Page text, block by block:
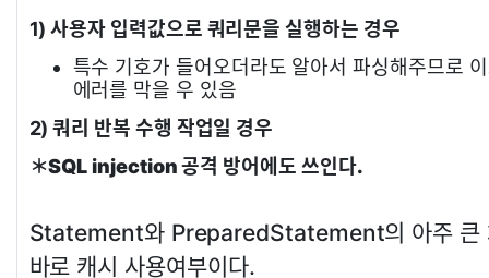
1) 사용자 입력값으로 쿼리문을 실행하는 경우
특수 기호가 들어오더라도 알아서 파싱해주므로
에러를 막을 우 있음
2) 쿼리 반복 수행 작업일 경우
＊SQL injection 공격 방어에도 쓰인다.
Statement와 PreparedStatement의 아주 큰
바로 캐시 사용여부이다.